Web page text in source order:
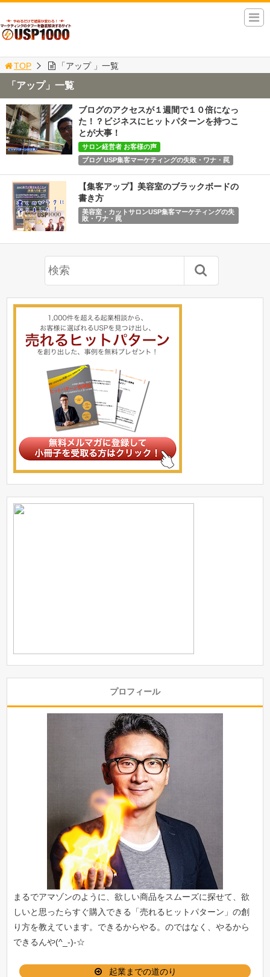
TOP 「アップ 」一覧
「アップ」一覧
ブログのアクセスが１週間で１０倍になっ
た！？ビジネスにヒットパターンを持つこ
とが大事！
サロン経営者 お客様の声
ブログ USP集客マーケティングの失敗・ワナ・罠
【集客アップ】美容室のブラックボードの
書き方
美容室・カットサロンUSP集客マーケティングの失
敗・ワナ・罠
プロフィール
まるでアマゾンのように、欲しい商品をスムーズに探せて、欲
しいと思ったらすぐ購入できる「売れるヒットパターン 」の創
り方を教えています。できるからやる。のではなく、やるから
できるんや(^_-)-☆
起業までの道のり